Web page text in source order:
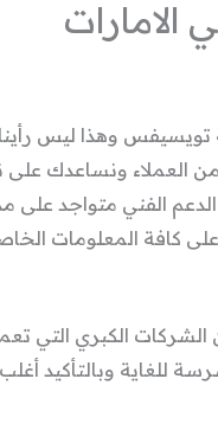
وهذا ليس
العملاء ونساعدك
كافة المعلومات
الشركات الكبري
للغاية وبالتأكيد